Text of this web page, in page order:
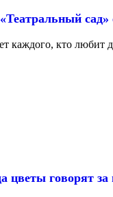
сад»
кто любит
цветы говорят за